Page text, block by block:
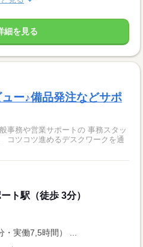
細を見る
ー♪備品発注などサポ
事務や営業サポートの 事務スタッ
コツコツ進めるデスクワークを通
ト駅（徒歩 3分）
実働7,5時間） ...